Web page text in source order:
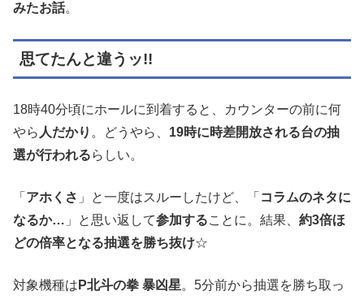
みたお話。
思てたんと違うッ!!
18時40分頃にホールに到着すると、カウンターの前に何
やら 人だかり 。どうやら、 19時に時差開放される台の抽
選が行われるらしい。
「 アホくさ 」と一度はスルーしたけど、「 コラムのネタに
なるか… 」と思い返して参加することに。結果、 約3倍ほ
どの倍率となる抽選を勝ち抜け☆
対象機種は P北斗の拳 暴凶星。5分前から抽選を勝ち取っ